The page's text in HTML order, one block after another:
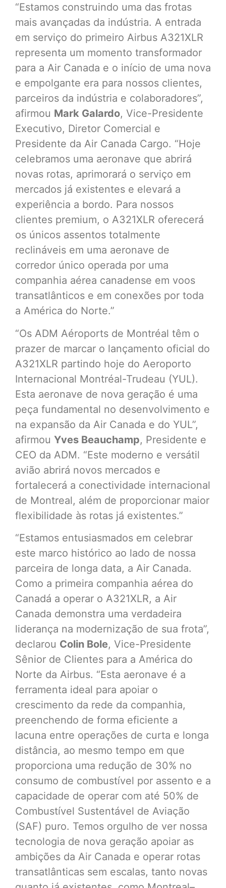
“Estamos construindo uma das frotas
mais avançadas da indústria. A entrada
em serviço do primeiro Airbus A321XLR
representa um momento transformador
para a Air Canada e o início de uma nova
e empolgante era para nossos clientes,
parceiros da indústria e colaboradores”,
afirmou Mark Galardo, Vice-Presidente
Executivo, Diretor Comercial e
Presidente da Air Canada Cargo. “Hoje
celebramos uma aeronave que abrirá
novas rotas, aprimorará o serviço em
mercados já existentes e elevará a
experiência a bordo. Para nossos
clientes premium, o A321XLR oferecerá
os únicos assentos totalmente
reclináveis em uma aeronave de
corredor único operada por uma
companhia aérea canadense em voos
transatlânticos e em conexões por toda
a América do Norte.”
“Os ADM Aéroports de Montréal têm o
prazer de marcar o lançamento oficial do
A321XLR partindo hoje do Aeroporto
Internacional Montréal-Trudeau (YUL).
Esta aeronave de nova geração é uma
peça fundamental no desenvolvimento e
na expansão da Air Canada e do YUL”,
afirmou Yves Beauchamp, Presidente e
CEO da ADM. “Este moderno e versátil
avião abrirá novos mercados e
fortalecerá a conectividade internacional
de Montreal, além de proporcionar maior
flexibilidade às rotas já existentes.”
“Estamos entusiasmados em celebrar
este marco histórico ao lado de nossa
parceira de longa data, a Air Canada.
Como a primeira companhia aérea do
Canadá a operar o A321XLR, a Air
Canada demonstra uma verdadeira
liderança na modernização de sua frota”,
declarou Colin Bole, Vice-Presidente
Sênior de Clientes para a América do
Norte da Airbus. “Esta aeronave é a
ferramenta ideal para apoiar o
crescimento da rede da companhia,
preenchendo de forma eficiente a
lacuna entre operações de curta e longa
distância, ao mesmo tempo em que
proporciona uma redução de 30% no
consumo de combustível por assento e a
capacidade de operar com até 50% de
Combustível Sustentável de Aviação
(SAF) puro. Temos orgulho de ver nossa
tecnologia de nova geração apoiar as
ambições da Air Canada e operar rotas
transatlânticas sem escalas, tanto novas